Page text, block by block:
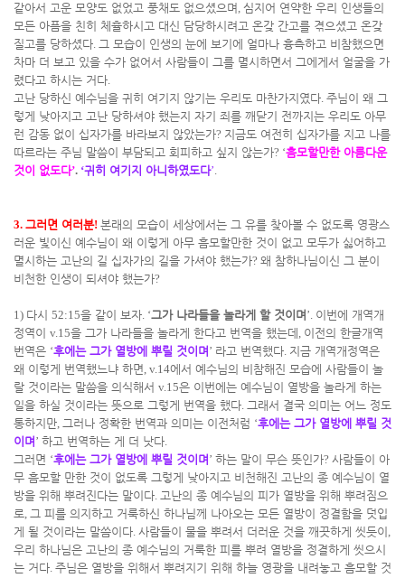
같아서 고운 모양도 없었고 풍채도 없으셨으며 , 심지어 연약한 우리 인생들의
모든 아픔을 친히 체휼하시고 대신 담당하시려고 온갖 간고를 겪으셨고 온갖
질고를 당하셨다. 그 모습이 인생의 눈에 보기에 얼마나 흉측하고 비참했으면
차마 더 보고 있을 수가 없어서 사람들이 그를 멸시하면서 그에게서 얼굴을 가
렸다고 하시는 거다.
고난 당하신 예수님을 귀히 여기지 않기는 우리도 마찬가지였다. 주님이 왜 그
렇게 낮아지고 고난 당하셔야 했는지 자기 죄를 깨닫기 전까지는 우리도 아무
런 감동 없이 십자가를 바라보지 않았는가? 지금도 여전히 십자가를 지고 나를
따르라는 주님 말씀이 부담되고 회피하고 싶지 않는가? ‘흠모할만한 아름다운
것이 없도다’. ‘귀히 여기지 아니하였도다’.
3. 그러면 여러분! 본래의 모습이 세상에서는 그 유를 찾아볼 수 없도록 영광스
러운 빛이신 예수님이 왜 이렇게 아무 흠모할만한 것이 없고 모두가 싫어하고
멸시하는 고난의 길 십자가의 길을 가셔야 했는가? 왜 참하나님이신 그 분이
비천한 인생이 되셔야 했는가?
1) 다시 52:15을 같이 보자. ‘그가 나라들을 놀라게 할 것이며 ’. 이번에 개역개
정역이 v.15을 그가 나라들을 놀라게 한다고 번역을 했는데 , 이전의 한글개역
번역은 ‘후에는 그가 열방에 뿌릴 것이며 ’ 라고 번역했다. 지금 개역개정역은
왜 이렇게 번역했느냐 하면, v.14에서 예수님의 비참해진 모습에 사람들이 놀
랄 것이라는 말씀을 의식해서 v.15은 이번에는 예수님이 열방을 놀라게 하는
일을 하실 것이라는 뜻으로 그렇게 번역을 했다. 그래서 결국 의미는 어느 정도
통하지만, 그러나 정확한 번역과 의미는 이전처럼 ‘후에는 그가 열방에 뿌릴 것
이며 ’ 하고 번역하는 게 더 낫다.
그러면 ‘후에는 그가 열방에 뿌릴 것이며 ’ 하는 말이 무슨 뜻인가? 사람들이 아
무 흠모할 만한 것이 없도록 그렇게 낮아지고 비천해진 고난의 종 예수님이 열
방을 위해 뿌려진다는 말이다. 고난의 종 예수님의 피가 열방을 위해 뿌려짐으
로, 그 피를 의지하고 거룩하신 하나님께 나아오는 모든 열방이 정결함을 덧입
게 될 것이라는 말씀이다. 사람들이 물을 뿌려서 더러운 것을 깨끗하게 씻듯이 ,
우리 하나님은 고난의 종 예수님의 거룩한 피를 뿌려 열방을 정결하게 씻으시
는 거다. 주님은 열방을 위해서 뿌려지기 위해 하늘 영광을 내려놓고 흠모할 것